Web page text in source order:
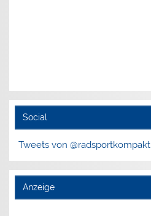
Social
Tweets von @radsportkompakt
Anzeige